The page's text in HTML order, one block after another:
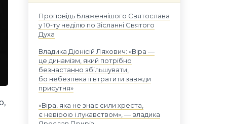
Проповідь Блаженнішого Святослава
у 10-ту неділю по Зісланні Святого
Духа
Владика Діонісій Ляхович: «Віра —
це динамізм, який потрібно
безнастанно збільшувати,
бо небезпека її втратити завжди
присутня»
«Віра, яка не знає сили хреста,
є невірою і лукавством», — владика